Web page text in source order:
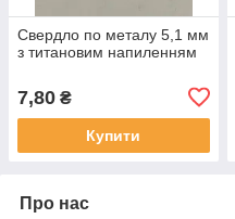
Свердло по металу 5,1 мм
з титановим напиленням
7,80 ₴
Купити
Про нас